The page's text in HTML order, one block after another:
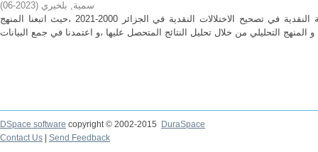
سمية, بلخيري (
2023-06
)
هدفت الدراسة للبحث عن فعالية السياسة النقدية في تصحيح الاختلالات النقدية في الجزائر 2000-2021 ،حيث اتبعنا المنهج
DSpace software copyright © 2002-2015
DuraSpace
Contact Us
Send Feedback